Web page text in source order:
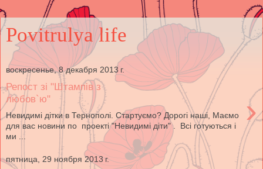
Povitrulya life
воскресенье, 8 декабря 2013 г.
Репост зі "Штампів з
любов`ю"
›
Невидимі дітки в Тернополі. Стартуємо? Дорогі наші, Маємо
для вас новини по проекті "Невидимі діти" . Всі готуються і
ми ...
пятница, 29 ноября 2013 г.